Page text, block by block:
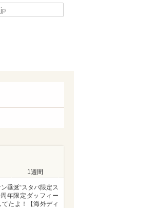
1週間
垂涎“スタバ限定ス
年限定ダッフィー
たよ！【海外ディ